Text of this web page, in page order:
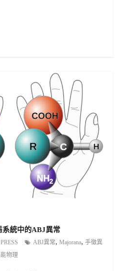
系統中的ABJ異常
ABJ異常,Majorana,手徵異
物理